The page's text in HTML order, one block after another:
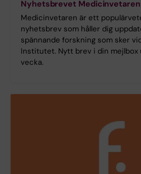
Nyhetsbrevet Medicinvetaren
Medicinvetaren är ett
nyhetsbrev som håller dig
spännande forskning som sker
Institutet. Nytt brev i din mejlbox
vecka.